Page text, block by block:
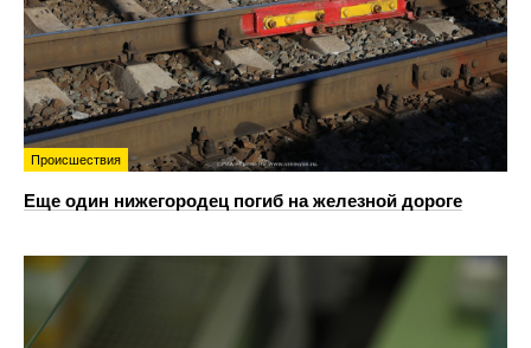
Происшествия
Еще один нижегородец погиб на железной дороге